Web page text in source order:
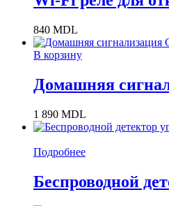
840 MDL
В корзину
Домашняя
1 890 MDL
Подробнее
Беспроводной